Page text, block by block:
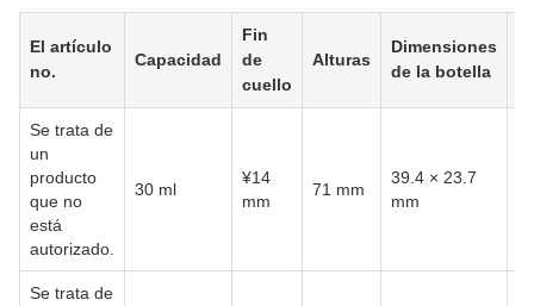
El artículo
no.
Capacidad
Fin
de
cuello
Alturas
Dimensiones
de la botella
Se trata de
un
producto
que no
está
autorizado.
30 ml
¥14
mm
71 mm
39.4 × 23.7
mm
Se trata de